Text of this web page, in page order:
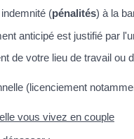
(pénalités) à la
anticipé est justifié par
de votre lieu de travail ou
(licenciement
vous vivez en couple